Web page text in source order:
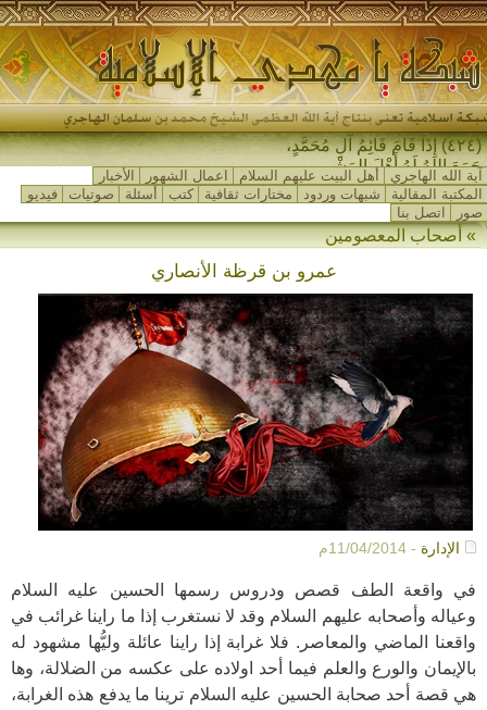
(٤٢٤) إِذَا قَامَ قَائِمُ آلِ مُحَمَّدٍ،
جَمَعَ اللهُ لَهُ أَهْلَ المَشْرِقِ وَ_
آية الله الهاجري أهل البيت عليهم السلام اعمال الشهور
الأخبار
المكتبة المقالية
شبهات وردود مختارات ثقافية كتب أسئلة صوتيات
فيديو
صور
اتصل بنا
» أصحاب المعصومين
عمرو بن قرظة الأنصاري
الإدارة - 11/04/2014م
في واقعة الطف قصص ودروس رسمها الحسين عليه السلام
وعياله وأصحابه عليهم السلام وقد لا نستغرب إذا ما راينا غرائب في
واقعنا الماضي والمعاصر. فلا غرابة إذا راينا عائلة وليُّها مشهود له
بالإيمان والورع والعلم فيما أحد اولاده على عكسه من الضلالة، وها
هي قصة أحد صحابة الحسين عليه السلام ترينا ما يدفع هذه الغرابة،